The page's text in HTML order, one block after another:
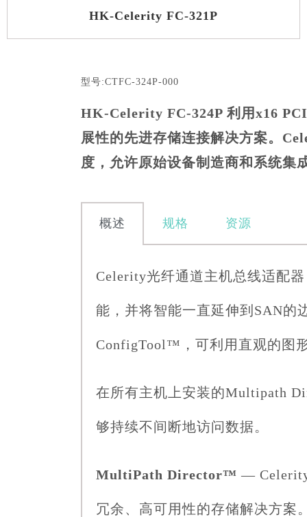
HK-Celerity FC-321P
型号:CTFC-324P-000
HK-Celerity FC-324P 利用x16
展性的先进存储连接解决方案。
度，允许原始设备制造商和系统集
概述 规格 资源
Celerity光纤通道主机总线适配
能，并将智能一直延伸到SAN的
ConfigTool™，可利用直观的图
在所有主机上安装的Multipath
够持续不间断地访问数据。
MultiPath Director™ — Celerity
冗余、高可用性的存储解决方案